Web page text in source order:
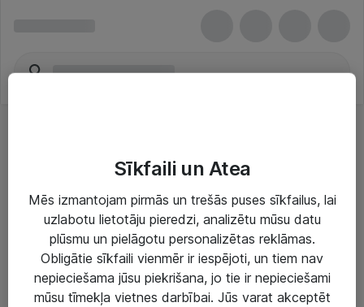
Risinājumi & Pakalpojumi
IT serviss un atbalsts
IT infrastruktūra
Sīkfaili un Atea
Mēs izmantojam pirmās un trešās puses sīkfailus, lai
uzlabotu lietotāju pieredzi, analizētu mūsu datu
plūsmu un pielāgotu personalizētas reklāmas.
Obligātie sīkfaili vienmēr ir iespējoti, un tiem nav
nepieciešama jūsu piekrišana, jo tie ir nepieciešami
mūsu tīmekļa vietnes darbībai. Jūs varat akceptēt